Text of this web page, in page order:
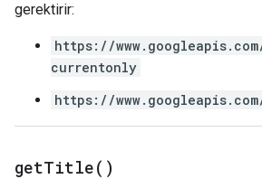
gerektirir:
https://
currentonly
https://
getTitle( )